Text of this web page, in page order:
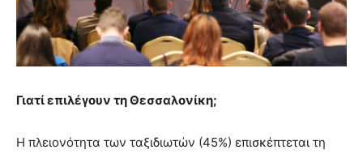
Γιατί επιλέγουν τη Θεσσαλονίκη;
Η πλειονότητα των ταξιδιωτών (45%) επισκέπτεται τη